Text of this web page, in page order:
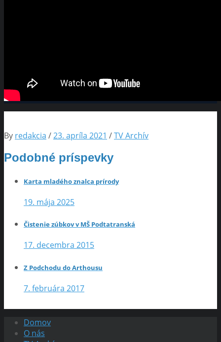
By redakcia /23. apríla 2021 /TV Archív
Podobné príspevky
Karta mladého znalca prírody
19. mája 2025
Čistenie zúbkov v MŠ Podtatranská
17. decembra 2015
Z Podchodu do Arthousu
7. februára 2017
Domov
O nás